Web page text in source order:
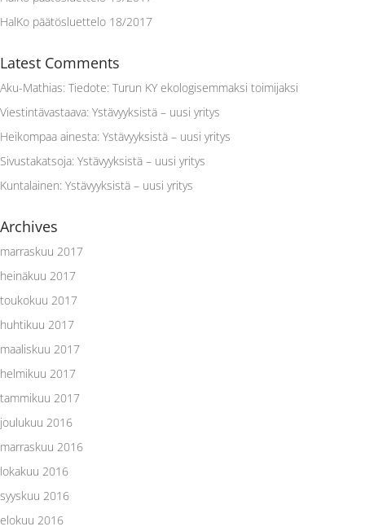
HalKo päätösluettelo 18/2017
Latest Comments
Aku-Mathias: Tiedote: Turun KY ekologisemmaksi toimijaksi
Viestintävastaava: Ystävyyksistä – uusi yritys
Heikompaa ainesta: Ystävyyksistä – uusi yritys
Sivustakatsoja: Ystävyyksistä – uusi yritys
Kuntalainen: Ystävyyksistä – uusi yritys
Archives
marraskuu 2017
heinäkuu 2017
toukokuu 2017
huhtikuu 2017
maaliskuu 2017
helmikuu 2017
tammikuu 2017
joulukuu 2016
marraskuu 2016
lokakuu 2016
syyskuu 2016
elokuu 2016